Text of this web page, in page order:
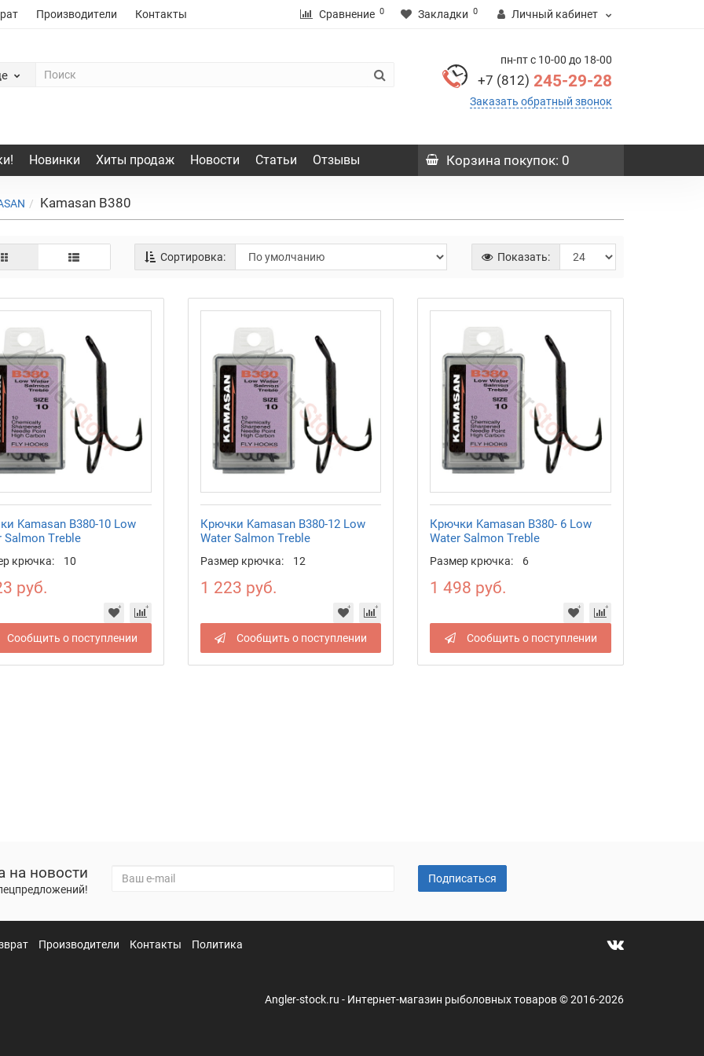
Производители Контакты Сравнение 0 Закладки 0 Личный кабинет
пн-пт с 10-00 до 18-00
+7 (812) 245-29-28
Заказать обратный звонок
Новинки Хиты продаж Новости Статьи Отзывы Корзина покупок: 0
Kamasan B380
Сортировка: Показать:
Kamasan B380-10 Low
Salmon Treble
крючка: 10
руб.
Сообщить о поступлении
Крючки Kamasan B380-12 Low
Water Salmon Treble
Размер крючка: 12
1 223 руб.
Сообщить о поступлении
Крючки Kamasan B380- 6 Low
Water Salmon Treble
Размер крючка: 6
1 498 руб.
Сообщить о поступлении
на новости Подписаться
Производители Контакты Политика
Angler-stock.ru - Интернет-магазин рыболовных товаров © 2016-2026